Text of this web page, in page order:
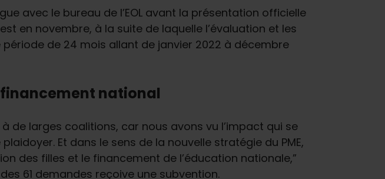
avec le bureau de l’EOL avant la présentation officielle
en novembre, à la suite de laquelle l’évaluation et les
de 24 mois allant de janvier 2022 à décembre
financement national
de larges coalitions, car nous avons vu l’impact qui se
Et dans le sens de la nouvelle stratégie du PME,
des filles et le financement de l’éducation nationale,”
61 demandes reçoive une subvention.